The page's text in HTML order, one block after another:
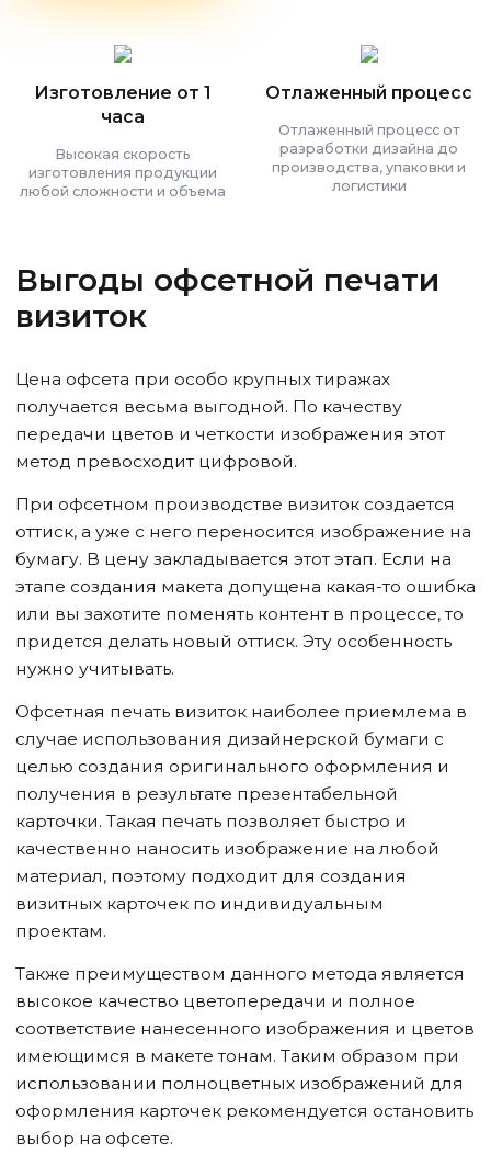
Изготовление от 1
часа
Высокая скорость
изготовления продукции
любой сложности и объема
Отлаженный процесс
Отлаженный процесс от
разработки дизайна до
производства, упаковки и
логистики
Выгоды офсетной печати
визиток
Цена офсета при особо крупных тиражах
получается весьма выгодной. По качеству
передачи цветов и четкости изображения этот
метод превосходит цифровой.
При офсетном производстве визиток создается
оттиск, а уже с него переносится изображение на
бумагу. В цену закладывается этот этап. Если на
этапе создания макета допущена какая-то ошибка
или вы захотите поменять контент в процессе, то
придется делать новый оттиск. Эту особенность
нужно учитывать.
Офсетная печать визиток наиболее приемлема в
случае использования дизайнерской бумаги с
целью создания оригинального оформления и
получения в результате презентабельной
карточки. Такая печать позволяет быстро и
качественно наносить изображение на любой
материал, поэтому подходит для создания
визитных карточек по индивидуальным
проектам.
Также преимуществом данного метода является
высокое качество цветопередачи и полное
соответствие нанесенного изображения и цветов
имеющимся в макете тонам. Таким образом при
использовании полноцветных изображений для
оформления карточек рекомендуется остановить
выбор на офсете.